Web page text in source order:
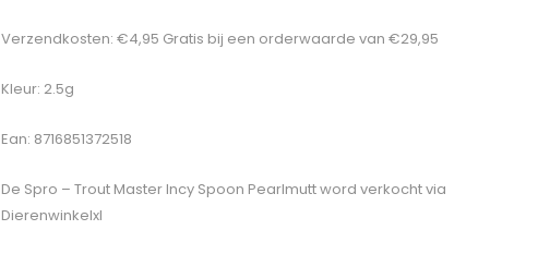
Verzendkosten: €4,95 Gratis bij een orderwaarde van €29,95
Kleur: 2.5g
Ean: 8716851372518
De Spro – Trout Master Incy Spoon Pearlmuttword verkocht via
Dierenwinkelxl